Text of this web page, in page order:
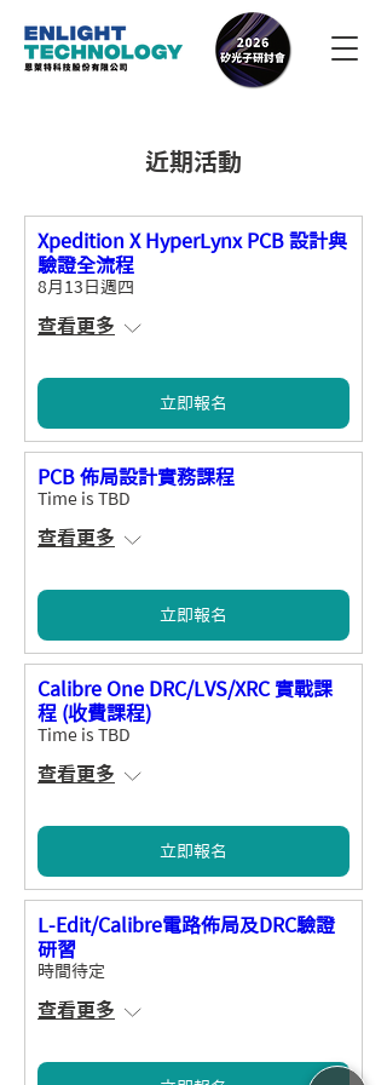
近期活動
Xpedition X HyperLynx PCB 設計與
驗證全流程
8月13日週四
查看更多
立即報名
PCB 佈局設計實務課程
Time is TBD
查看更多
立即報名
Calibre One DRC/LVS/XRC 實戰課
程 (收費課程)
Time is TBD
查看更多
立即報名
L-Edit/Calibre電路佈局及DRC驗證
研習
時間待定
查看更多